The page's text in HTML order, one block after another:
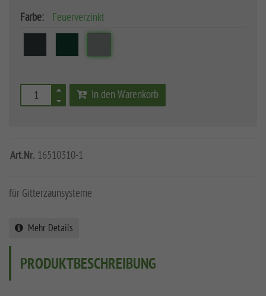
Farbe: Feuerverzinkt
In den Warenkorb
Art.Nr. 16510310-1
für Gitterzaunsysteme
Mehr Details
PRODUKTBESCHREIBUNG